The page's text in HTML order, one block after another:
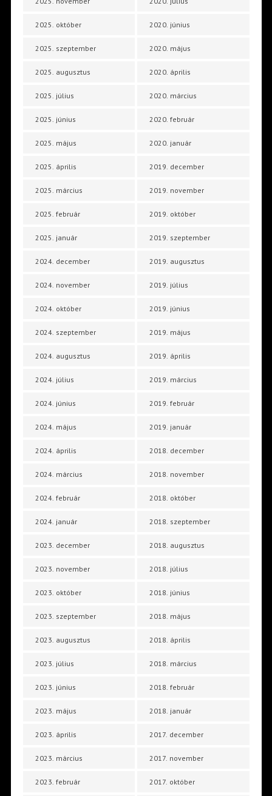
2025. október
2025. szeptember
2025. augusztus
2025. július
2025. június
2025. május
2025. április
2025. március
2025. február
2025. január
2024. december
2024. november
2024. október
2024. szeptember
2024. augusztus
2024. július
2024. június
2024. május
2024. április
2024. március
2024. február
2024. január
2023. december
2023. november
2023. október
2023. szeptember
2023. augusztus
2023. július
2023. június
2023. május
2023. április
2023. március
2023. február
2020. június
2020. május
2020. április
2020. március
2020. február
2020. január
2019. december
2019. november
2019. október
2019. szeptember
2019. augusztus
2019. július
2019. június
2019. május
2019. április
2019. március
2019. február
2019. január
2018. december
2018. november
2018. október
2018. szeptember
2018. augusztus
2018. július
2018. június
2018. május
2018. április
2018. március
2018. február
2018. január
2017. december
2017. november
2017. október